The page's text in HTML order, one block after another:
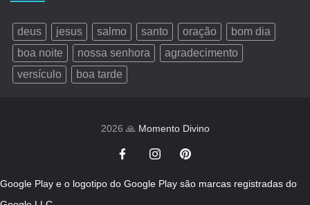
deus jesus salmo santo oração
bom dia
boa noite
nossa senhora
agradecimento
versículo
boa tarde
2026 🙏 Momento Divino
Google Play e o logotipo do Google Play são marcas registradas do